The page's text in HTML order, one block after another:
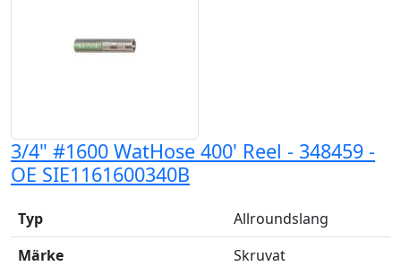
3/4" #1600 WatHose 400' Reel - 348459 -
OE SIE1161600340B
Typ
Allroundslang
Märke
Skruvat